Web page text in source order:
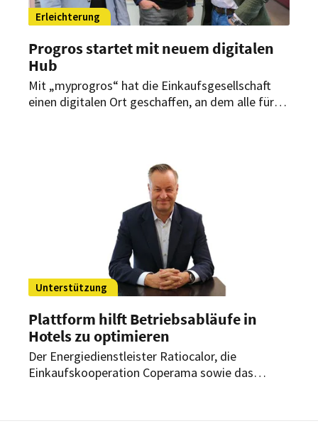
Erleichterung
Progros startet mit neuem digitalen
Hub
Mit „myprogros“ hat die Einkaufsgesellschaft
einen digitalen Ort geschaffen, an dem alle für
Transparenz schaffen und die Bürokratie
Unterstützung
Plattform hilft Betriebsabläufe in
Hotels zu optimieren
Der Energiedienstleister Ratiocalor, die
Einkaufskooperation Coperama sowie das